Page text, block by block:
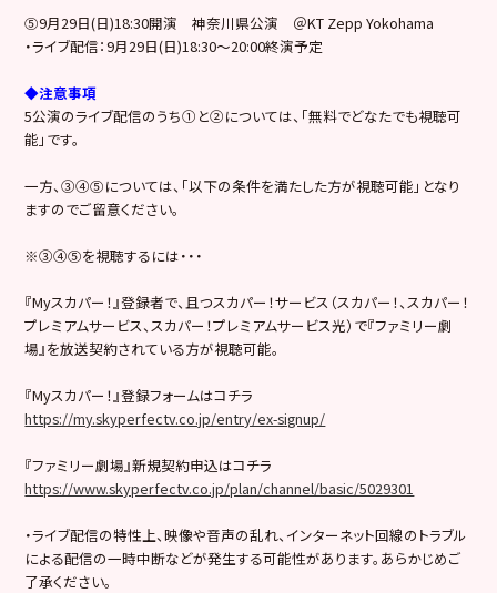
⑤9月29日(日)18:30開演 神奈川県公演 ＠KT Zepp Yokohama
・ライブ配信：9月29日(日)18:30〜20:00終演予定
◆注意事項
5公演のライブ配信のうち①と②については、「無料でどなたでも視聴可
能」です。
一方、③④⑤については、「以下の条件を満たした方が視聴可能」となり
ますのでご留意ください。
※③④⑤を視聴するには・・・
『Myスカパー！』登録者で、且つスカパー！サービス（スカパー！、スカパー！
プレミアムサービス、スカパー！プレミアムサービス光）で『ファミリー劇
場』を放送契約されている方が視聴可能。
『Myスカパー！』登録フォームはコチラ
https://my.skyperfectv.co.jp/entry/ex-signup/
『ファミリー劇場』新規契約申込はコチラ
https://www.skyperfectv.co.jp/plan/channel/basic/5029301
・ライブ配信の特性上、映像や音声の乱れ、インターネット回線のトラブル
による配信の一時中断などが発生する可能性があります。あらかじめご
了承ください。